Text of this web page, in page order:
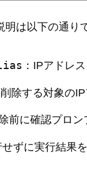
は以下の通り
：IPアドレ
削除する対象の
除前に確認プロ
せずに実行結果